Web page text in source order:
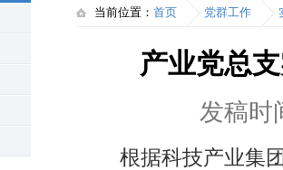
当前位置： 首页 党群工作
产业党总
发稿时
根据科技产业集